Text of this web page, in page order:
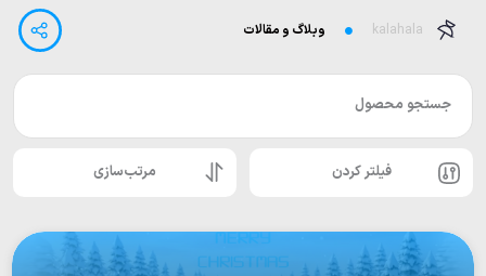
kalahala وبلاگ و مقالات
جستجو محصول
فیلتر کردن مرتب‌سازی